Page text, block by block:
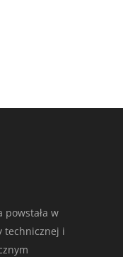
powstała w
technicznej i